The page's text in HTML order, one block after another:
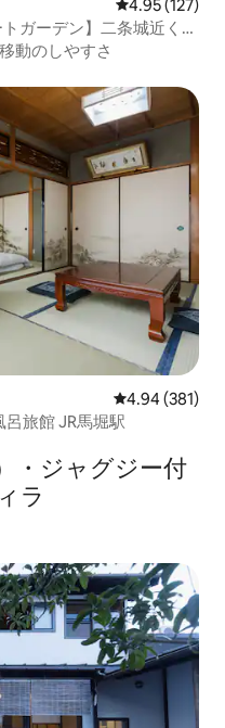
レビュー127
4.95 (127)
ガーデン】二条城近く
豪華町家三条商店街近く
動のしやすさ
レビュー381
4.94 (381)
呂旅館 JR馬堀駅
・ジャグジー付
ラ